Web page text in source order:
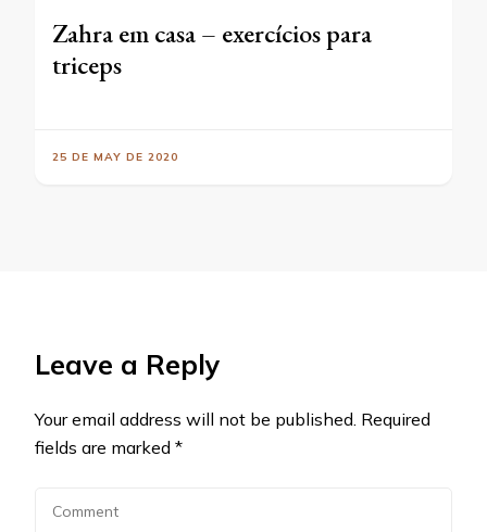
Zahra em casa – exercícios para
triceps
25 DE MAY DE 2020
Leave a Reply
Your email address will not be published. Required
fields are marked *